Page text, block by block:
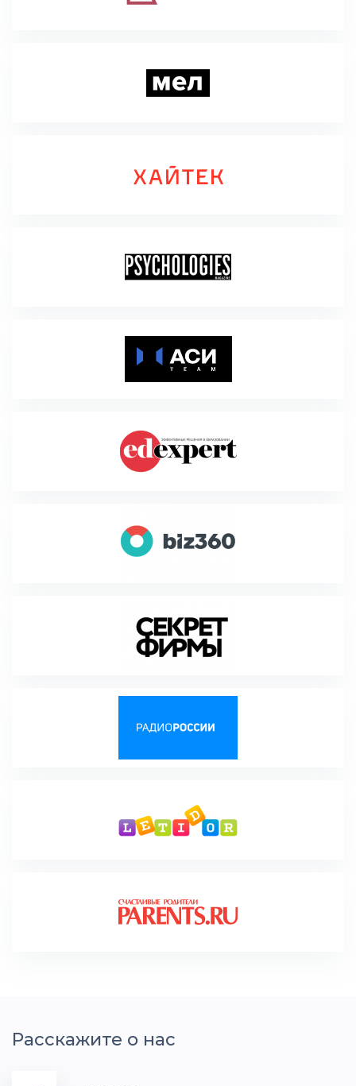
Расскажите о нас